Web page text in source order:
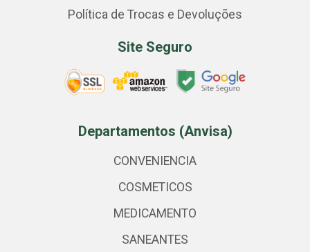
Política de Trocas e Devoluções
Site Seguro
Departamentos (Anvisa)
CONVENIENCIA
COSMETICOS
MEDICAMENTO
SANEANTES